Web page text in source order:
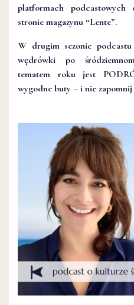
platformach
stronie magazynu “Lente”.
W drugim sezonie
wędrówki po
tematem roku jest
wygodne buty – i nie zapomnij